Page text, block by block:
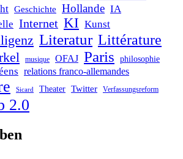
Geschichte Hollande IA
Internet KI Kunst
Literatur Littérature
musique OFAJ Paris philosophie
relations franco-allemandes
Sicard Theater Twitter Verfassungsreform
2.0